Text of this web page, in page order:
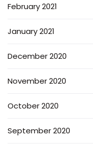
February 2021
January 2021
December 2020
November 2020
October 2020
September 2020